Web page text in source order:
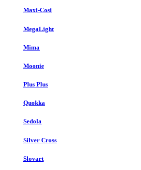
Maxi-Cosi
MegaLight
Mima
Moonie
Plus Plus
Quokka
Sedola
Silver Cross
Slovart